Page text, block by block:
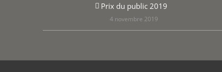
Prix du public 2019
4 novembre 2019